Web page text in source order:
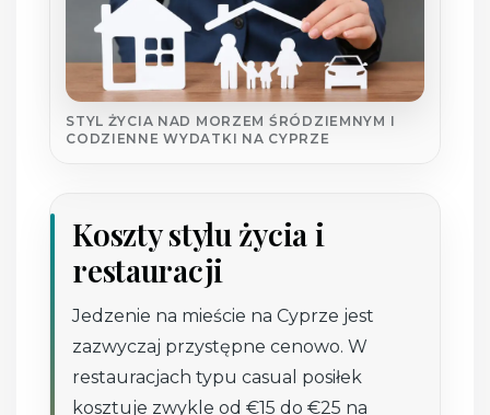
STYL ŻYCIA NAD MORZEM ŚRÓDZIEMNYM I
CODZIENNE WYDATKI NA CYPRZE
Koszty stylu życia i
restauracji
Jedzenie na mieście na Cyprze jest
zazwyczaj przystępne cenowo. W
restauracjach typu casual posiłek
kosztuje zwykle od €15 do €25 na